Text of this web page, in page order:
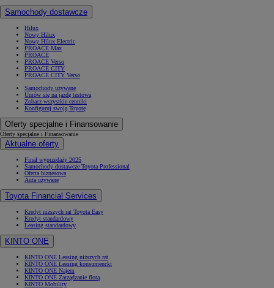
Samochody dostawcze
Hilux
Nowy Hilux
Nowy Hilux Electric
PROACE Max
PROACE
PROACE Verso
PROACE CITY
PROACE CITY Verso
Samochody używane
Umów się na jazdę testową
Zobacz wszystkie cenniki
Konfiguruj swoją Toyotę
Oferty specjalne i Finansowanie
Oferty specjalne i Finansowanie
Aktualne oferty
Finał wyprzedaży 2025
Samochody dostawcze Toyota Professional
Oferta biznesowa
Auta używane
Toyota Financial Services
Kredyt niższych rat Toyota Easy
Kredyt standardowy
Leasing standardowy
KINTO ONE
KINTO ONE Leasing niższych rat
KINTO ONE Leasing konsumencki
KINTO ONE Najem
KINTO ONE Zarządzanie flotą
KINTO Mobility